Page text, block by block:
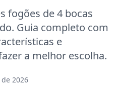
fogões de 4 bocas
Guia completo com
e
a melhor escolha.
2026